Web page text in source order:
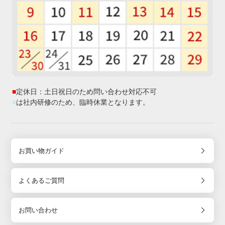
■定休日：土日祝日のため問い合わせ対応不可
■は社内研修のため、臨時休業となります。
お買い物ガイド
よくあるご質問
お問い合わせ